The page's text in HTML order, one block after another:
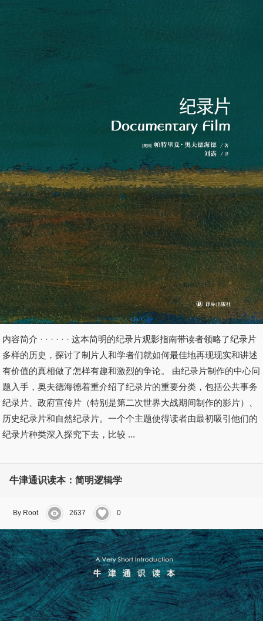
内容简介 · · · · · · 这本简明的纪录片观影指南带读者领略了纪录片
多样的历史，探讨了制片人和学者们就如何最佳地再现现实和讲述
有价值的真相做了怎样有趣和激烈的争论。 由纪录片制作的中心问
题入手，奥夫德海德着重介绍了纪录片的重要分类，包括公共事务
纪录片、政府宣传片（特别是第二次世界大战期间制作的影片）、
历史纪录片和自然纪录片。一个个主题使得读者由最初吸引他们的
纪录片种类深入探究下去，比较 ...
牛津通识读本：简明逻辑学
By Root 2637 0